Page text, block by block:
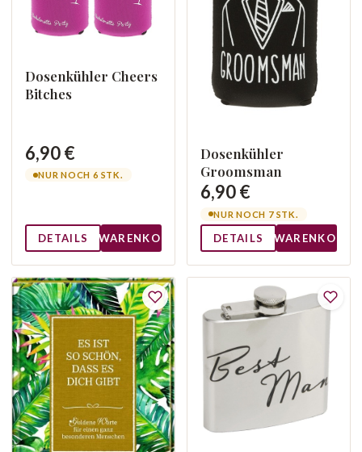
Dosenkühler Cheers
Bitches
6,90 €
NUR NOCH 6 STK.
DETAILS WARENKORB
Dosenkühler
Groomsman
6,90 €
NUR NOCH 7 STK.
DETAILS WARENKORB